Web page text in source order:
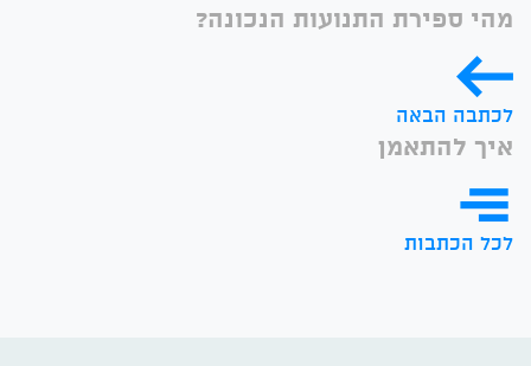
מהי ספירת התנועות הנכונה?
לכתבה הבאה
איך להתאמן
לכל הכתבות